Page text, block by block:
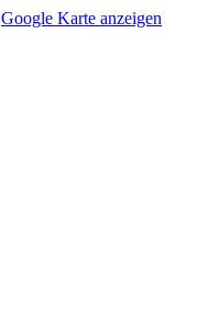
Google Karte anzeigen